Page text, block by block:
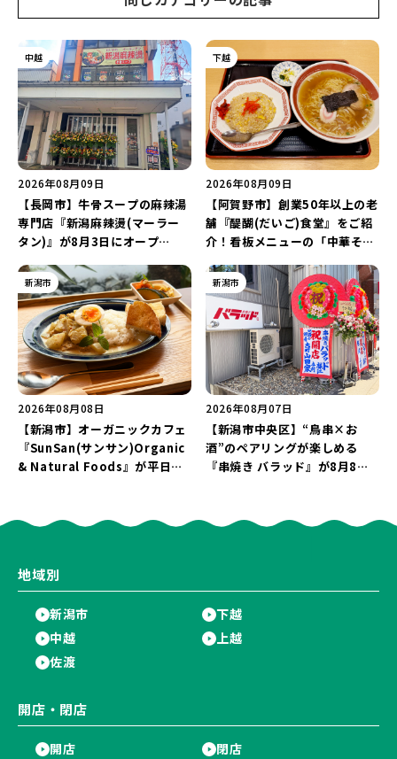
中越
2026年08月09日
【長岡市】牛骨スープの麻辣湯
専門店『新潟麻辣燙(マーラー
タン)』が8月3日にオープ
キャンペーンを実施中♪
下越
2026年08月09日
【阿賀野市】創業50年以上の老
舗『醍醐(だいご)食堂』をご紹
介！看板メニューの「中華そば
ム満点の「焼肉定食」を堪能し
よう♪
新潟市
2026年08月08日
【新潟市】オーガニックカフェ
『SunSan(サンサン)Organic
& Natural Foods』が平日ラ
ー」と「美容と健康を考えたプ
新潟市
2026年08月07日
【新潟市中央区】“鳥串×お
酒”のペアリングが楽しめる
『串焼き バラッド』が8月8日
地域別
新潟市
下越
中越
上越
佐渡
開店・閉店
開店 閉店